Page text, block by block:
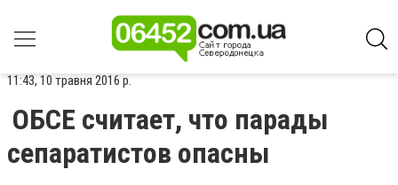
11:43, 10 травня 2016 р.
ОБСЕ считает, что парады
сепаратистов опасны